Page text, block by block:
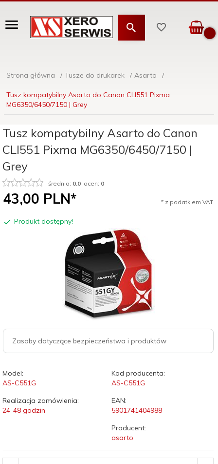
Strona główna Tusze do drukarek Asarto
Tusz kompatybilny Asarto do Canon CLI551 Pixma
MG6350/6450/7150 | Grey
Tusz kompatybilny Asarto do Canon
CLI551 Pixma MG6350/6450/7150 |
Grey
średnia: 0.0 ocen: 0
43,00 PLN* * z podatkiem VAT
Produkt dostępny!
Zasoby dotyczące bezpieczeństwa i produktów
Model:
AS-C551G
Kod producenta:
AS-C551G
Realizacja zamówienia:
24-48 godzin
EAN:
5901741404988
Producent:
asarto